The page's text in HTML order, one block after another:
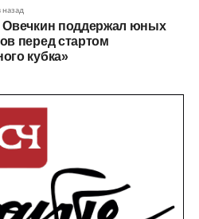
назад
Овечкин поддержал юных
перед стартом
кубка»